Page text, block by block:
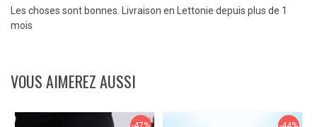
Note
5
Les choses sont bonnes. Livraison en Lettonie depuis plus de 1
mois
VOUS AIMEREZ AUSSI